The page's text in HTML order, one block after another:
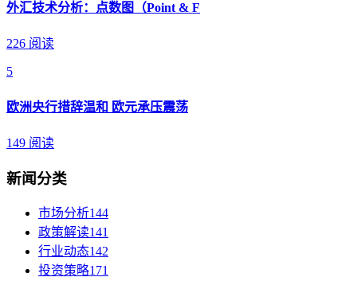
外汇技术分析：点数图（Point & F
226 阅读
5
欧洲央行措辞温和 欧元承压震荡
149 阅读
新闻分类
市场分析144
政策解读141
行业动态142
投资策略171